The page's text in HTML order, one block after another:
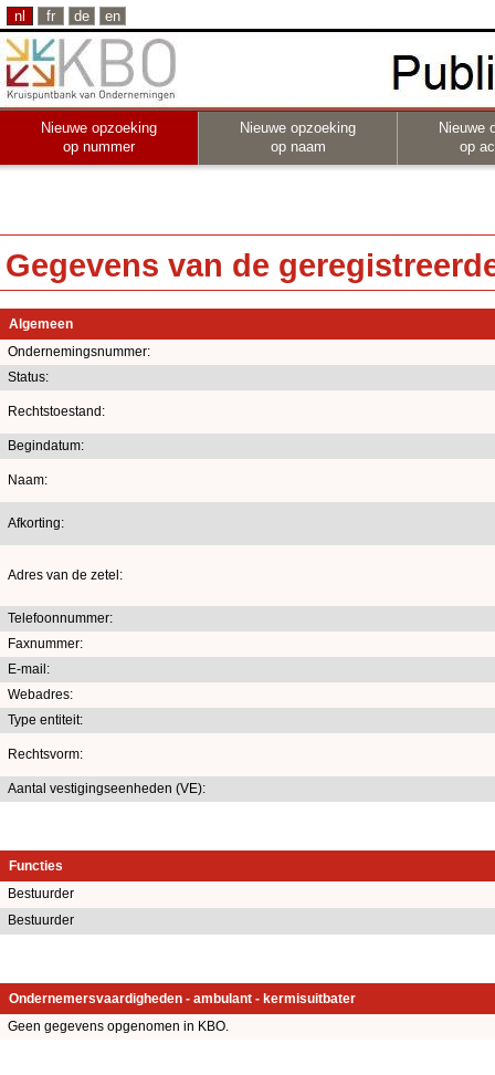
nl fr de en
Nieuwe opzoeking
op nummer
Nieuwe opzoeking
op naam
Nieuwe
op
Gegevens van de
Algemeen
Ondernemingsnummer:
Status:
Rechtstoestand:
Begindatum:
Naam:
Afkorting:
Adres van de zetel:
Telefoonnummer:
Faxnummer:
E-mail:
Webadres:
Type entiteit:
Rechtsvorm:
Aantal vestigingseenheden (VE):
Functies
Bestuurder
Bestuurder
Ondernemersvaardigheden - ambulant - kermisuitbater
Geen gegevens opgenomen in KBO.